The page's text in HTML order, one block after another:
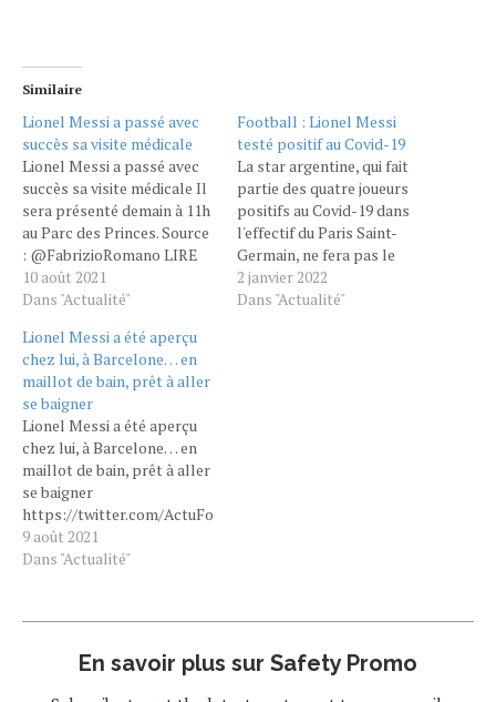
Similaire
Lionel Messi a passé avec
succès sa visite médicale
Lionel Messi a passé avec
succès sa visite médicale Il
sera présenté demain à 11h
au Parc des Princes. Source
: @FabrizioRomano LIRE
LA SUITE ICI Du côté de
Barcelone, on commence à
rapport avec l’ancienne
icône locale, Lionel Messi.
10 août 2021
Dans "Actualité"
Football : Lionel Messi
testé positif au Covid-19
La star argentine, qui fait
partie des quatre joueurs
positifs au Covid-19 dans
l'effectif du Paris Saint-
Germain, ne fera pas le
déplacement à Vannes,
lundi. Lionel Messi, ainsi que
2 janvier 2022
Dans "Actualité"
Lionel Messi a été aperçu
chez lui, à Barcelone… en
maillot de bain, prêt à aller
se baigner
Lionel Messi a été aperçu
chez lui, à Barcelone… en
maillot de bain, prêt à aller
se baigner
https://twitter.com/ActuFoot_/status/1424756677597962241?
s=20 Attendu à Paris
dimanche soir, quelques
n’est pas venu. L’Argentin
lundi pour signer son
9 août 2021
Dans "Actualité"
En savoir plus sur Safety Promo